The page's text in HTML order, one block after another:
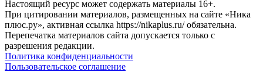
Настоящий ресурс может содержать материалы 16+.
При цитировании материалов, размещенных на сайте «Ника
плюс.ру», активная ссылка https://nikaplus.ru/ обязательна.
Перепечатка материалов сайта допускается только с
разрешения редакции.
Политика конфиденциальности
Пользовательское соглашение